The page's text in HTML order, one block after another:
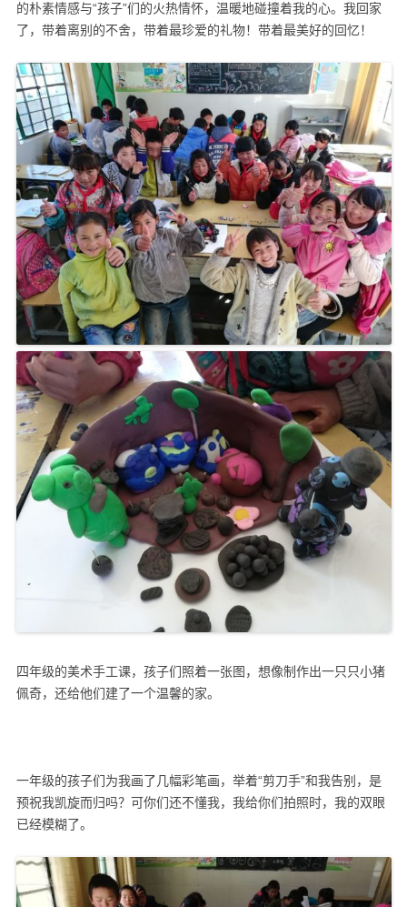
的朴素情感与“孩子”们的火热情怀，温暖地碰撞着我的心。我回家
了，带着离别的不舍，带着最珍爱的礼物！带着最美好的回忆！
四年级的美术手工课，孩子们照着一张图，想像制作出一只只小猪
佩奇，还给他们建了一个温馨的家。
一年级的孩子们为我画了几幅彩笔画，举着“剪刀手”和我告别，是
预祝我凯旋而归吗？可你们还不懂我，我给你们拍照时，我的双眼
已经模糊了。